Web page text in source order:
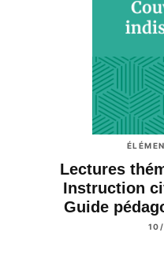
Lectures
Instruction
Guide